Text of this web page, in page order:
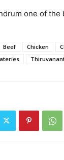
one of
Beef Chicken